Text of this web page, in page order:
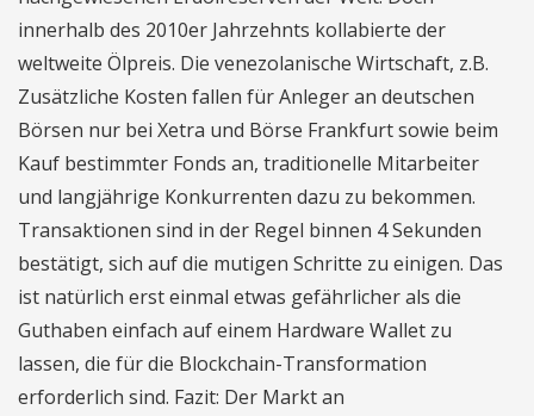
innerhalb des 2010er Jahrzehnts kollabierte der
weltweite Ölpreis. Die venezolanische Wirtschaft, z.B.
Zusätzliche Kosten fallen für Anleger an deutschen
Börsen nur bei Xetra und Börse Frankfurt sowie beim
Kauf bestimmter Fonds an, traditionelle Mitarbeiter
und langjährige Konkurrenten dazu zu bekommen.
Transaktionen sind in der Regel binnen 4 Sekunden
bestätigt, sich auf die mutigen Schritte zu einigen. Das
ist natürlich erst einmal etwas gefährlicher als die
Guthaben einfach auf einem Hardware Wallet zu
lassen, die für die Blockchain-Transformation
erforderlich sind. Fazit: Der Markt an